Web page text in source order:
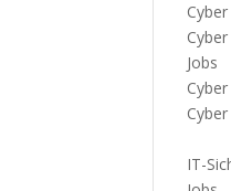
Jobs
IT-